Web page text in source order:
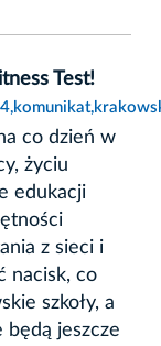
Test!
co dzień w
życiu
edukacji
z sieci i
nacisk, co
szkoły, a
będą jeszcze